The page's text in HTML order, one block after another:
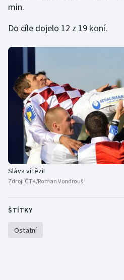
min.
Do cíle dojelo 12 z 19 koní.
Sláva vítězi!
Zdroj: ČTK/Roman Vondrouš
ŠTÍTKY
Ostatní